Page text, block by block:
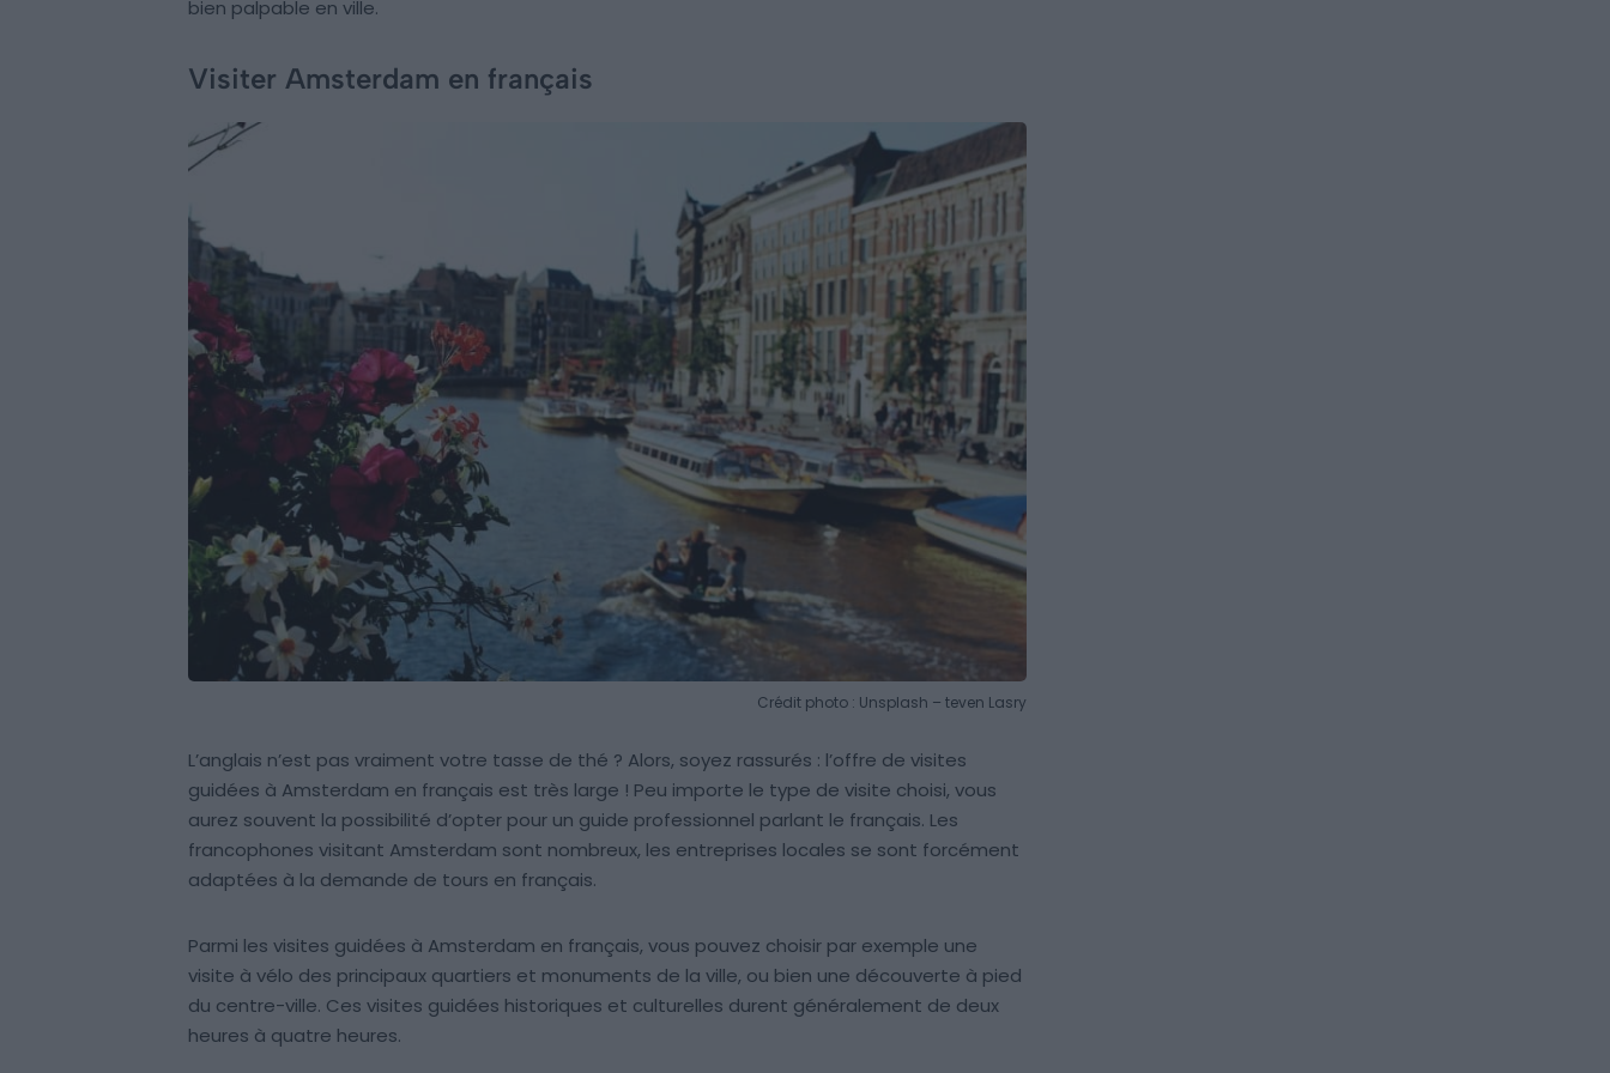
bien palpable en ville.
Visiter Amsterdam en français
Crédit photo : Unsplash – teven Lasry
L’anglais n’est pas vraiment votre tasse de thé ? Alors, soyez rassurés : l’offre de visites
guidées à Amsterdam en français est très large ! Peu importe le type de visite choisi, vous
aurez souvent la possibilité d’opter pour un guide professionnel parlant le français. Les
francophones visitant Amsterdam sont nombreux, les entreprises locales se sont forcément
adaptées à la demande de tours en français.
Parmi les visites guidées à Amsterdam en français, vous pouvez choisir par exemple une
visite à vélo des principaux quartiers et monuments de la ville, ou bien une découverte à pied
du centre-ville. Ces visites guidées historiques et culturelles durent généralement de deux
heures à quatre heures.